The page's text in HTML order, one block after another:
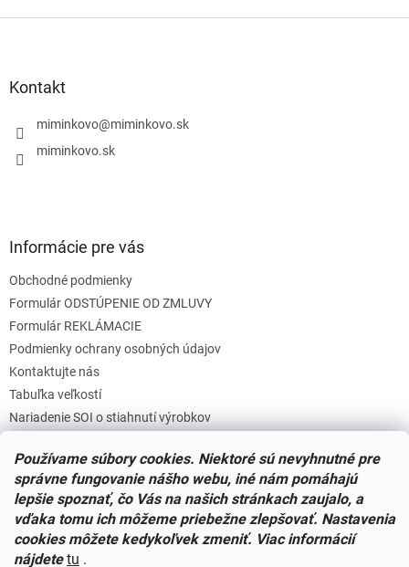
Používame súbory cookies. Niektoré sú nevyhnutné pre
správne fungovanie nášho webu, iné nám pomáhajú
lepšie spoznať, čo Vás na našich stránkach zaujalo, a
vďaka tomu ich môžeme priebežne zlepšovať. Nastavenia
cookies môžete kedykoľvek zmeniť. Viac informácií
nájdete tu .
Kontakt
miminkovo@miminkovo.sk
miminkovo.sk
Informácie pre vás
Obchodné podmienky
Formulár ODSTÚPENIE OD ZMLUVY
Formulár REKLÁMACIE
Podmienky ochrany osobných údajov
Kontaktujte nás
Tabuľka veľkostí
Nariadenie SOI o stiahnutí výrobkov
Zásady súborov COOKIES
Facebook